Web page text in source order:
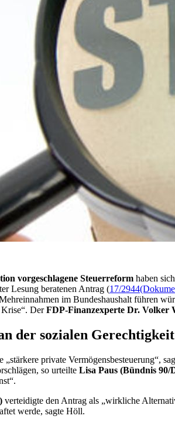
vorgeschlagene Steuerreform haben
Lesung beratenen Antrag (17/2944
im Bundeshaushalt führen
Krise“. DerFDP-Finanzexperte Dr. Volker
der sozialen Gerechtigkeit
private Vermögensbesteuerung“,
so urteilte Lisa Paus (Bündnis 90/
verteidigte den Antrag als „wirkliche
werde, sagte Höll.